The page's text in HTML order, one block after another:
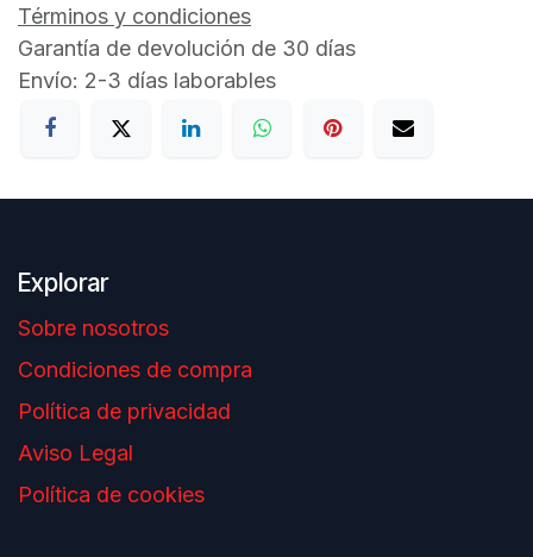
Términos y condiciones
Garantía de devolución de 30 días
Envío: 2-3 días laborables
Explorar
Sobre nosotros
Condiciones de compra
Política de privacidad
Aviso Legal
Política de cookies